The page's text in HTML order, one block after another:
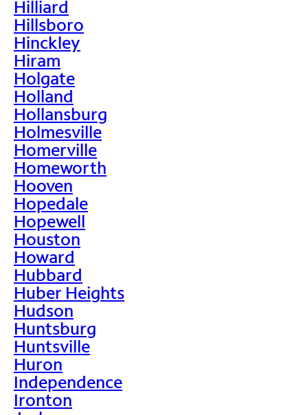
Hilliard
Hillsboro
Hinckley
Hiram
Holgate
Holland
Hollansburg
Holmesville
Homerville
Homeworth
Hooven
Hopedale
Hopewell
Houston
Howard
Hubbard
Huber Heights
Hudson
Huntsburg
Huntsville
Huron
Independence
Ironton